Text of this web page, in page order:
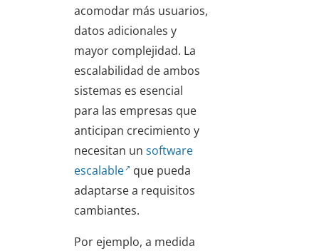
acomodar más usuarios,
datos adicionales y
mayor complejidad. La
escalabilidad de ambos
sistemas es esencial
para las empresas que
anticipan crecimiento y
necesitan un software
escalable
que pueda
adaptarse a requisitos
cambiantes.
Por ejemplo, a medida